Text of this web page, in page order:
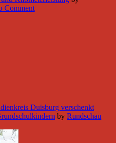
Comment
Duisburg verschenkt
by Rundschau